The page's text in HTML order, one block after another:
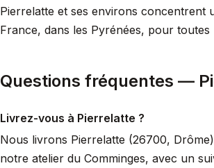
Pierrelatte et ses environs concentrent
France, dans les Pyrénées, pour
Questions fréquentes —
Livrez-vous à Pierrelatte ?
Nous livrons Pierrelatte (26700,
notre atelier du Comminges, avec un